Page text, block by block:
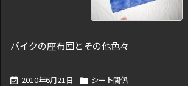
バイクの座布団とその他色々
 2010年6月21日  シート関係